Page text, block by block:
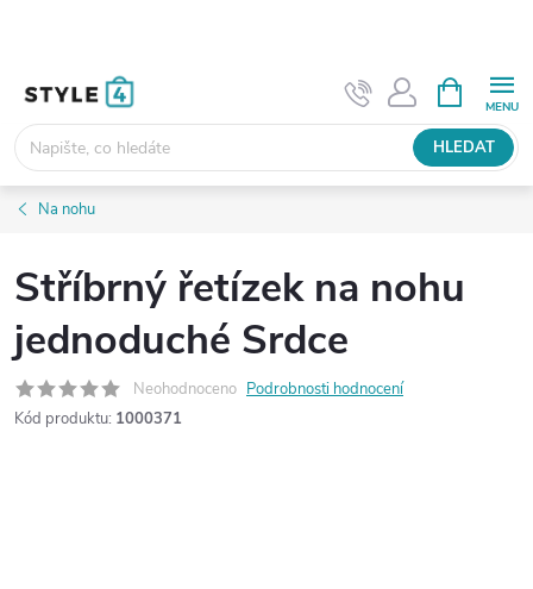
HLEDAT
NÁKUPNÍ
KOŠÍK
Na nohu
Stříbrný řetízek na nohu
jednoduché Srdce
Neohodnoceno Podrobnosti hodnocení
Kód produktu: 1000371